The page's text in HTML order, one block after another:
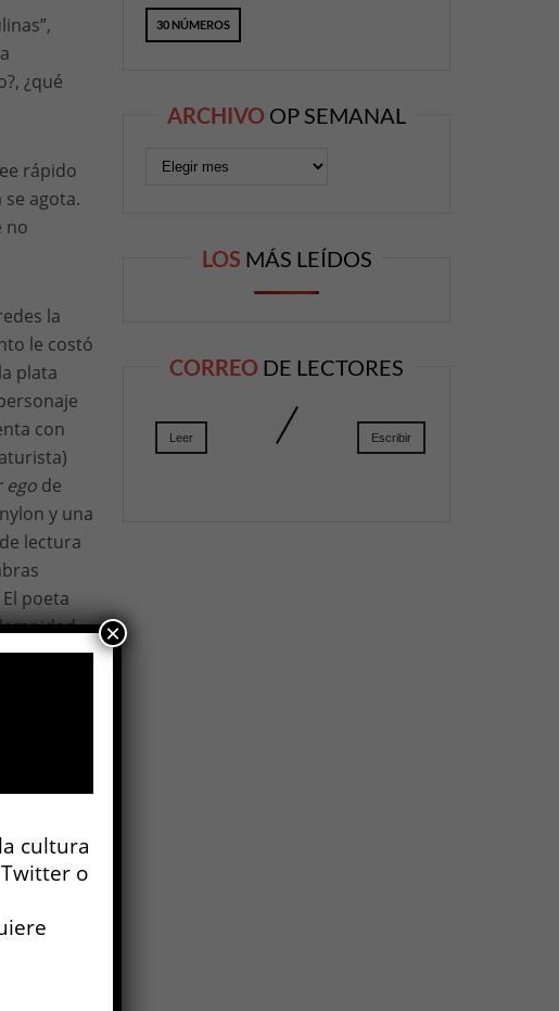
¿qué
rápido
agota.
no
la
le costó
plata
con
ego de
y una
lectura
poeta
pero
teórica.
de
su
. En
dice
sueño y
la
30 NÚMEROS
ARCHIVO OP SEMANAL
LOS MÁS LEÍDOS
CORREO DE LECTORES
Leer Escribir
cultura
o
×